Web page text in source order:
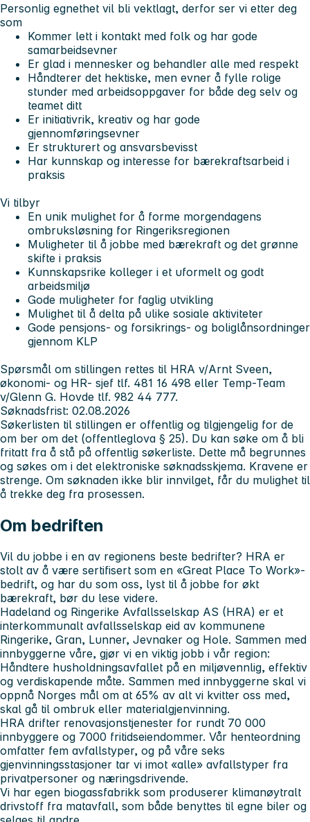
Personlig egnethet vil bli vektlagt, derfor ser vi etter deg
som
Kommer lett i kontakt med folk og har gode
samarbeidsevner
Er glad i mennesker og behandler alle med respekt
Håndterer det hektiske, men evner å fylle rolige
stunder med arbeidsoppgaver for både deg selv og
teamet ditt
Er initiativrik, kreativ og har gode
gjennomføringsevner
Er strukturert og ansvarsbevisst
Har kunnskap og interesse for bærekraftsarbeid i
praksis
Vi tilbyr
En unik mulighet for å forme morgendagens
ombruksløsning for Ringeriksregionen
Muligheter til å jobbe med bærekraft og det grønne
skifte i praksis
Kunnskapsrike kolleger i et uformelt og godt
arbeidsmiljø
Gode muligheter for faglig utvikling
Mulighet til å delta på ulike sosiale aktiviteter
Gode pensjons- og forsikrings- og boliglånsordninger
gjennom KLP
Spørsmål om stillingen rettes til HRA v/Arnt Sveen,
økonomi- og HR- sjef tlf. 481 16 498 eller Temp-Team
v/Glenn G. Hovde tlf. 982 44 777.
Søknadsfrist: 02.08.2026
Søkerlisten til stillingen er offentlig og tilgjengelig for de
om ber om det (offentleglova § 25). Du kan søke om å bli
fritatt fra å stå på offentlig søkerliste. Dette må begrunnes
og søkes om i det elektroniske søknadsskjema. Kravene er
strenge. Om søknaden ikke blir innvilget, får du mulighet til
å trekke deg fra prosessen.
Om bedriften
Vil du jobbe i en av regionens beste bedrifter? HRA er
stolt av å være sertifisert som en «Great Place To Work»-
bedrift, og har du som oss, lyst til å jobbe for økt
bærekraft, bør du lese videre.
Hadeland og Ringerike Avfallsselskap AS (HRA) er et
interkommunalt avfallsselskap eid av kommunene
Ringerike, Gran, Lunner, Jevnaker og Hole. Sammen med
innbyggerne våre, gjør vi en viktig jobb i vår region:
Håndtere husholdningsavfallet på en miljøvennlig, effektiv
og verdiskapende måte. Sammen med innbyggerne skal vi
oppnå Norges mål om at 65% av alt vi kvitter oss med,
skal gå til ombruk eller materialgjenvinning.
HRA drifter renovasjonstjenester for rundt 70 000
innbyggere og 7000 fritidseiendommer. Vår henteordning
omfatter fem avfallstyper, og på våre seks
gjenvinningsstasjoner tar vi imot «alle» avfallstyper fra
privatpersoner og næringsdrivende.
Vi har egen biogassfabrikk som produserer klimanøytralt
drivstoff fra matavfall, som både benyttes til egne biler og